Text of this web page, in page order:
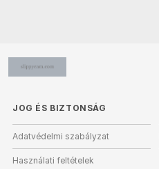
JOG ÉS BIZTONSÁG
Adatvédelmi szabályzat
Használati feltételek